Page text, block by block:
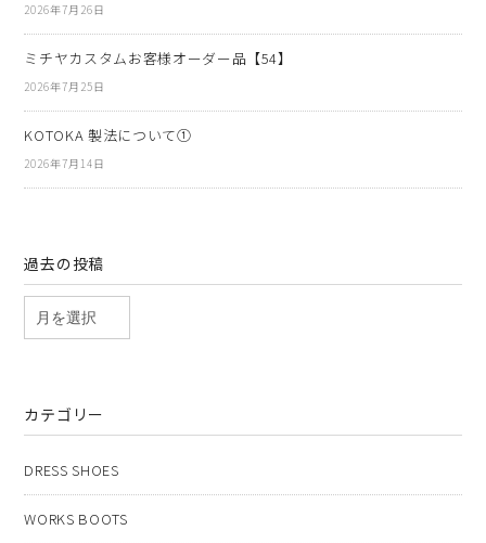
2026年7月26日
ミチヤカスタムお客様オーダー品【54】
2026年7月25日
KOTOKA 製法について①
2026年7月14日
過去の投稿
カテゴリー
DRESS SHOES
WORKS BOOTS